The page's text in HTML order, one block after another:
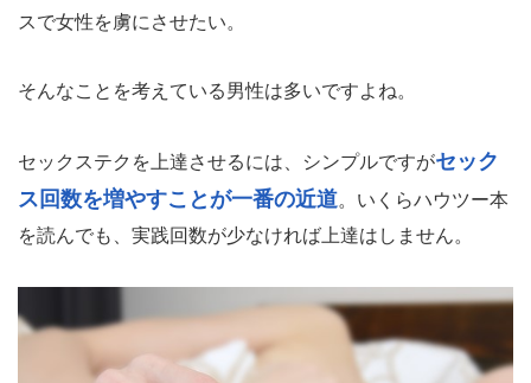
スで女性を虜にさせたい。
そんなことを考えている男性は多いですよね。
セックステクを上達させるには、シンプルですがセック
ス回数を増やすことが一番の近道。いくらハウツー本
を読んでも、実践回数が少なければ上達はしません。